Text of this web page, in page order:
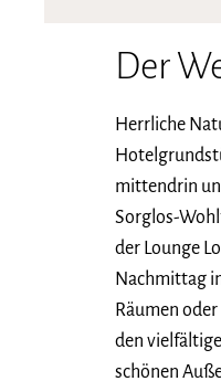
Der
Herrliche
mittendrin
Sorglos-
der Lounge
Nachmittag
Räumen
den
schönen